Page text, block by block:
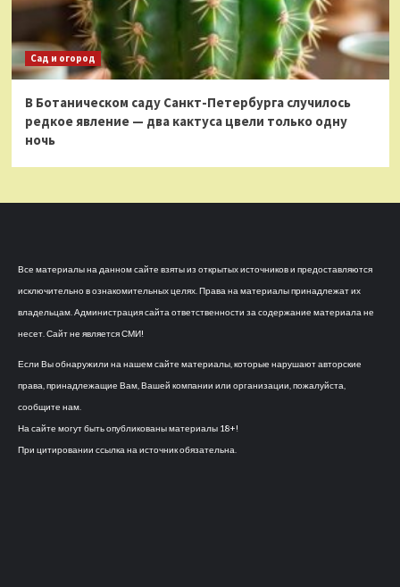
Сад и огород
В Ботаническом саду Санкт-Петербурга случилось
редкое явление — два кактуса цвели только одну
ночь
Все материалы на данном сайте взяты из открытых источников и предоставляются
исключительно в ознакомительных целях. Права на материалы принадлежат их
владельцам. Администрация сайта ответственности за содержание материала не
несет. Сайт не является СМИ!
Если Вы обнаружили на нашем сайте материалы, которые нарушают авторские
права, принадлежащие Вам, Вашей компании или организации, пожалуйста,
сообщите нам.
На сайте могут быть опубликованы материалы 18+!
При цитировании ссылка на источник обязательна.